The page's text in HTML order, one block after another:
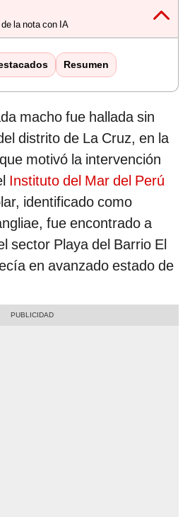
la nota con IA
Resumen
macho fue hallada sin
distrito de La Cruz, en la
motivó la intervención
Instituto del Mar del Perú
identificado como
fue encontrado a
sector Playa del Barrio El
en avanzado estado de